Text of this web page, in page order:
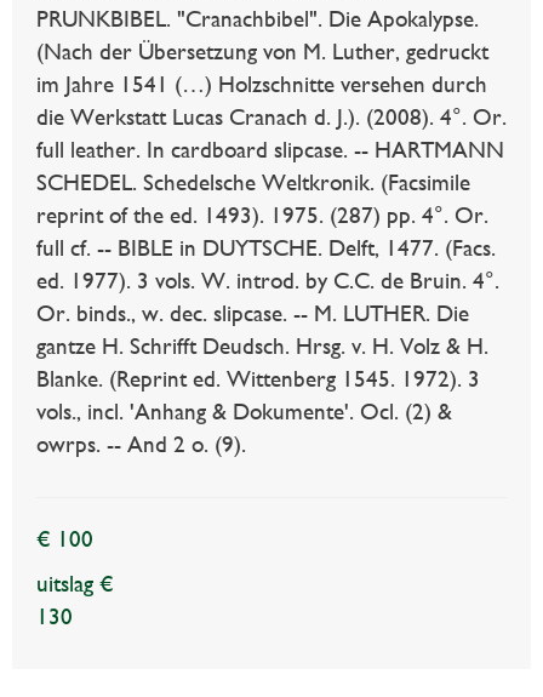
PRUNKBIBEL. "Cranachbibel". Die Apokalypse.
(Nach der Übersetzung von M. Luther, gedruckt
im Jahre 1541 (…) Holzschnitte versehen durch
die Werkstatt Lucas Cranach d. J.). (2008). 4°. Or.
full leather. In cardboard slipcase. -- HARTMANN
SCHEDEL. Schedelsche Weltkronik. (Facsimile
reprint of the ed. 1493). 1975. (287) pp. 4°. Or.
full cf. -- BIBLE in DUYTSCHE. Delft, 1477. (Facs.
ed. 1977). 3 vols. W. introd. by C.C. de Bruin. 4°.
Or. binds., w. dec. slipcase. -- M. LUTHER. Die
gantze H. Schrifft Deudsch. Hrsg. v. H. Volz & H.
Blanke. (Reprint ed. Wittenberg 1545. 1972). 3
vols., incl. 'Anhang & Dokumente'. Ocl. (2) &
owrps. -- And 2 o. (9).
€ 100
uitslag €
130